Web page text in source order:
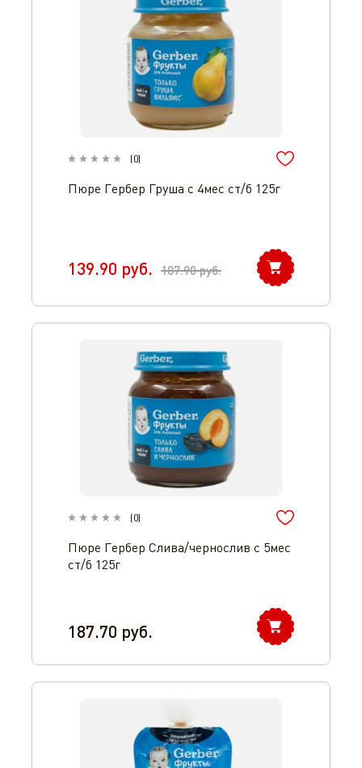
(0)
Пюре Гербер Груша с 4мес ст/б 125г
139.90 руб. 187.90руб.
(0)
Пюре Гербер Слива/чернослив с 5мес
ст/б 125г
187.70 руб.